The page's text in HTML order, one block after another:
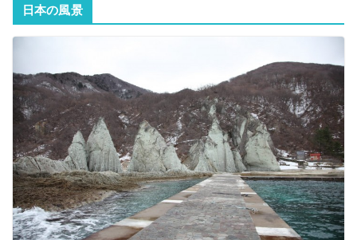
日本の風景